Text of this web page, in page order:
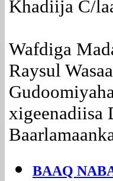
Khadiija C/
Wafdiga
Raysul
xigeenadiisa
BAAQ